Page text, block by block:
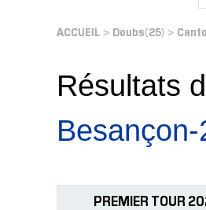
ACCUEIL > Doubs(25) >
Résultats
Besançon-
PREMIER TOUR